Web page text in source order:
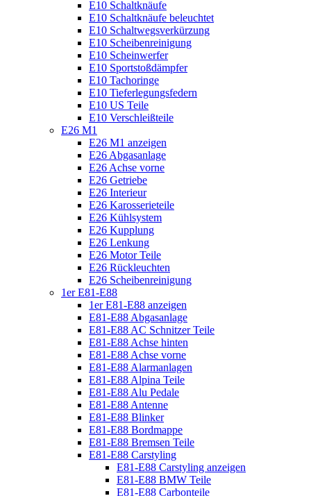
E10 Schaltknäufe
E10 Schaltknäufe beleuchtet
E10 Schaltwegsverkürzung
E10 Scheibenreinigung
E10 Scheinwerfer
E10 Sportstoßdämpfer
E10 Tachoringe
E10 Tieferlegungsfedern
E10 US Teile
E10 Verschleißteile
E26 M1
E26 M1 anzeigen
E26 Abgasanlage
E26 Achse vorne
E26 Getriebe
E26 Interieur
E26 Karosserieteile
E26 Kühlsystem
E26 Kupplung
E26 Lenkung
E26 Motor Teile
E26 Rückleuchten
E26 Scheibenreinigung
1er E81-E88
1er E81-E88 anzeigen
E81-E88 Abgasanlage
E81-E88 AC Schnitzer Teile
E81-E88 Achse hinten
E81-E88 Achse vorne
E81-E88 Alarmanlagen
E81-E88 Alpina Teile
E81-E88 Alu Pedale
E81-E88 Antenne
E81-E88 Blinker
E81-E88 Bordmappe
E81-E88 Bremsen Teile
E81-E88 Carstyling
E81-E88 Carstyling anzeigen
E81-E88 BMW Teile
E81-E88 Carbonteile